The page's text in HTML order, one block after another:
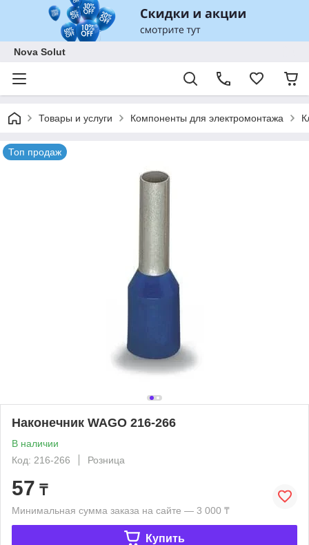
Nova Solut
Товары и услуги Компоненты для электромонтажа
Топ продаж
Наконечник WAGO 216-266
В наличии
Код: 216-266
Розница
57 ₸
Минимальная сумма заказа на сайте — 3 000 ₸
Купить